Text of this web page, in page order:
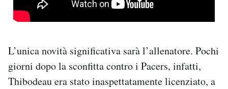
L’unica novità significativa sarà l’allenatore. Pochi
giorni dopo la sconfitta contro i Pacers, infatti,
Thibodeau era stato inaspettatamente licenziato, a